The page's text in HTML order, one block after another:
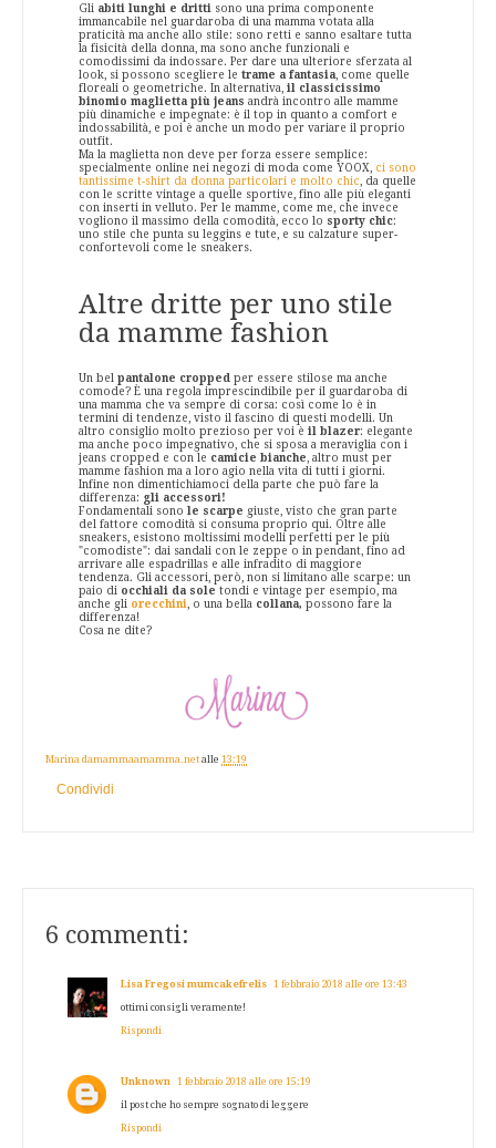
Gli abiti lunghi e dritti sono una prima componente
immancabile nel guardaroba di una mamma votata alla
praticità ma anche allo stile: sono retti e sanno esaltare tutta
la fisicità della donna, ma sono anche funzionali e
comodissimi da indossare. Per dare una ulteriore sferzata al
look, si possono scegliere le trame a fantasia , come quelle
floreali o geometriche. In alternativa, il classicissimo
binomio maglietta più jeans andrà incontro alle mamme
più dinamiche e impegnate: è il top in quanto a comfort e
indossabilità, e poi è anche un modo per variare il proprio
outfit.
Ma la maglietta non deve per forza essere semplice:
specialmente online nei negozi di moda come YOOX, ci sono
tantissime t-shirt da donna particolari e molto chic , da quelle
con le scritte vintage a quelle sportive, fino alle più eleganti
con inserti in velluto. Per le mamme, come me, che invece
vogliono il massimo della comodità, ecco lo sporty chic:
uno stile che punta su leggins e tute, e su calzature super-
confortevoli come le sneakers.
Altre dritte per uno stile
da mamme fashion
Un bel pantalone cropped per essere stilose ma anche
comode? È una regola imprescindibile per il guardaroba di
una mamma che va sempre di corsa: così come lo è in
termini di tendenze, visto il fascino di questi modelli. Un
altro consiglio molto prezioso per voi è il blazer: elegante
ma anche poco impegnativo, che si sposa a meraviglia con i
jeans cropped e con le camicie bianche , altro must per
mamme fashion ma a loro agio nella vita di tutti i giorni.
Infine non dimentichiamoci della parte che può fare la
differenza: gli accessori!
Fondamentali sono le scarpe giuste, visto che gran parte
del fattore comodità si consuma proprio qui. Oltre alle
sneakers, esistono moltissimi modelli perfetti per le più
"comodiste": dai sandali con le zeppe o in pendant, fino ad
arrivare alle espadrillas e alle infradito di maggiore
tendenza. Gli accessori, però, non si limitano alle scarpe: un
paio di occhiali da sole tondi e vintage per esempio, ma
anche gli orecchini , o una bella collana, possono fare la
differenza!
Cosa ne dite?
Marina damammaamamma.net alle 13:19
Condividi
6 commenti:
Lisa Fregosi mumcakefrelis 1 febbraio 2018 alle ore 13:43
ottimi consigli veramente!
Rispondi
Unknown 1 febbraio 2018 alle ore 15:19
il post che ho sempre sognato di leggere
Rispondi